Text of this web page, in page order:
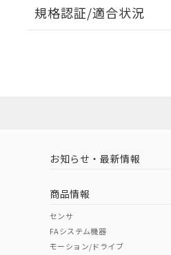
EU RoHS 注意事項・凡例
中国 RoHS 注意事項・凡例
中国 RoHS表
Pb Hg
規格認証/適合状況
お知らせ・最新情報
商品情報
センサ
FAシステム機器
モーション/ドライブ